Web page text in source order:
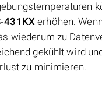
431KXerhöhen.
wiederum zu
gekühlt wird
zu minimieren.